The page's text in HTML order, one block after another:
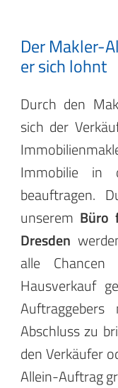
Der Makler-
er sich lohnt
Durch den
sich der
Immobilie in
beauftragen.
unserem Büro
Dresden
alle
Hausverkauf
Abschluss zu
den Verkäufer
Allein-Auftrag